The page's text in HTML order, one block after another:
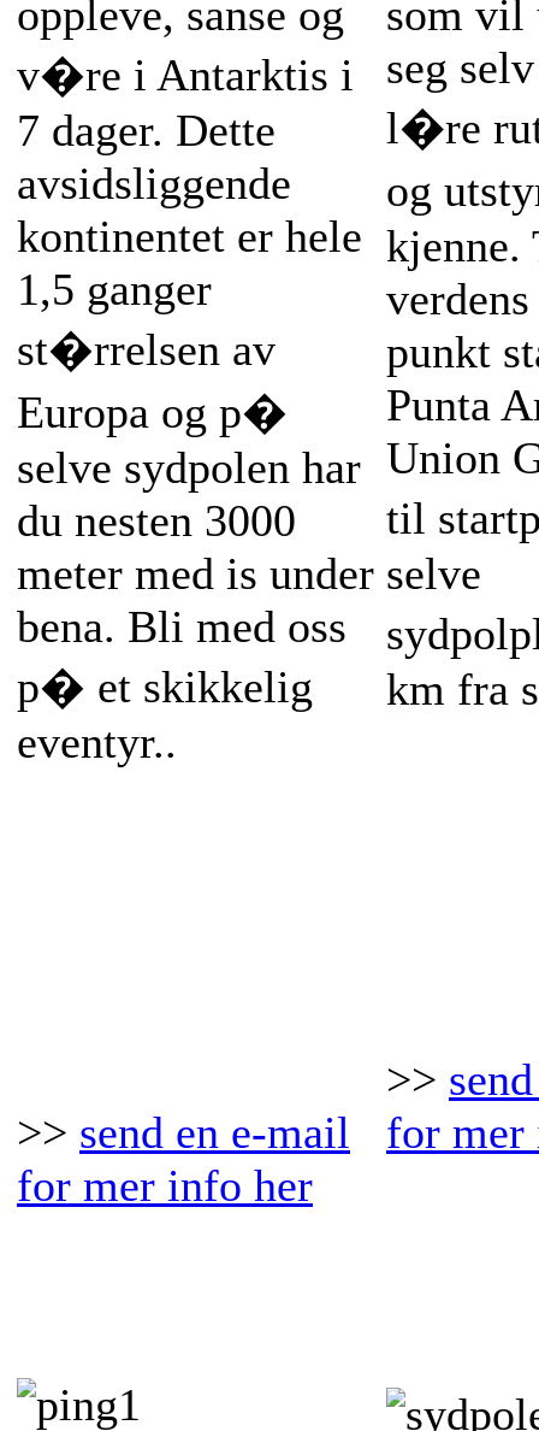
oppleve, sanse og
v�re i Antarktis i
7 dager. Dette
avsidsliggende
kontinentet er hele
1,5 ganger
st�rrelsen av
Europa og p�
selve sydpolen har
du nesten 3000
meter med is under
bena. Bli med oss
p� et skikkelig
eventyr..
>> send en e-mail
for mer info her
som vil
seg
l�re
og
kjenne.
punkt
Punta
Union
til
selve
km fra
>>
for mer